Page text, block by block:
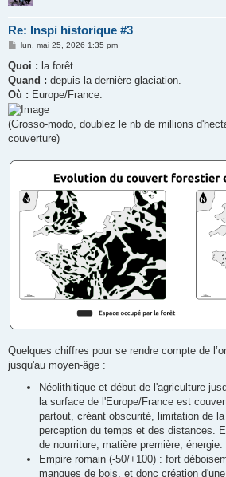
Re: Inspi historique #3
M
s
a
g
e
lun. mai 25, 2026 1:35 pm
Quoi : la forêt.
Quand : depuis la dernière glaciation.
Où : Europe/France.
(Grosso-modo, doublez le nb de millions
couverture)
Quelques chiffres pour se rendre compte de
jusqu'au moyen-âge :
Néolithitique et début de l'agriculture
la surface de l'Europe/France est
partout, créant obscurité, limitation de
perception du temps et des distances.
de nourriture, matière première, énergie.
Empire romain (-50/+100) : fort
manques de bois, et donc création